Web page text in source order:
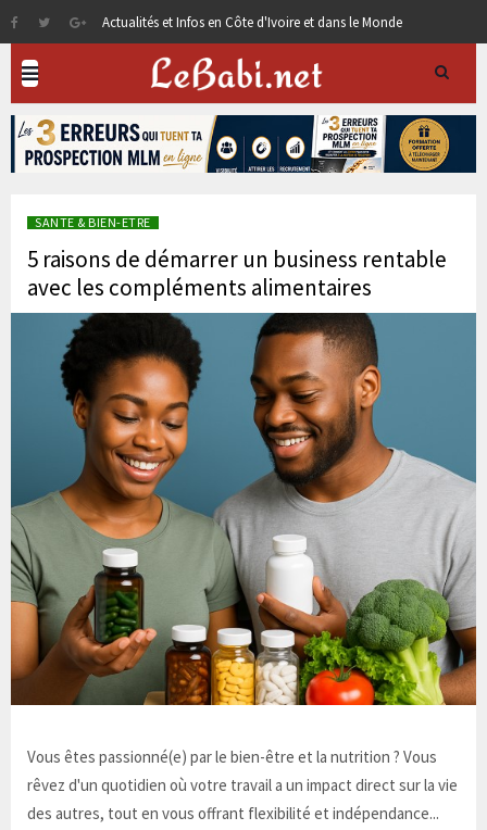
Actualités et Infos en Côte d'Ivoire et dans le Monde
SANTE & BIEN-ETRE
5 raisons de démarrer un business rentable
avec les compléments alimentaires
Vous êtes passionné(e) par le bien-être et la nutrition ? Vous
rêvez d'un quotidien où votre travail a un impact direct sur la vie
des autres, tout en vous offrant flexibilité et indépendance...